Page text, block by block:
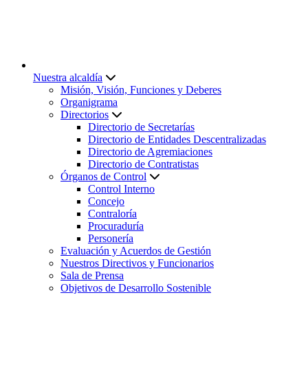
Nuestra alcaldía
Misión, Visión, Funciones y Deberes
Organigrama
Directorios
Directorio de Secretarías
Directorio de Entidades Descentralizadas
Directorio de Agremiaciones
Directorio de Contratistas
Órganos de Control
Control Interno
Concejo
Contraloría
Procuraduría
Personería
Evaluación y Acuerdos de Gestión
Nuestros Directivos y Funcionarios
Sala de Prensa
Objetivos de Desarrollo Sostenible